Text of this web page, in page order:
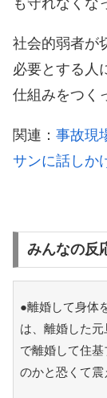
社会的弱者が
必要とする人
仕組みをつく
関連： 事故現
サンに話しか
みんなの反
●離婚して身体
は、離婚した
で離婚して住
のかと恐くて震